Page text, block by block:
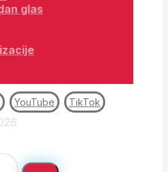
glas
YouTube TikTok